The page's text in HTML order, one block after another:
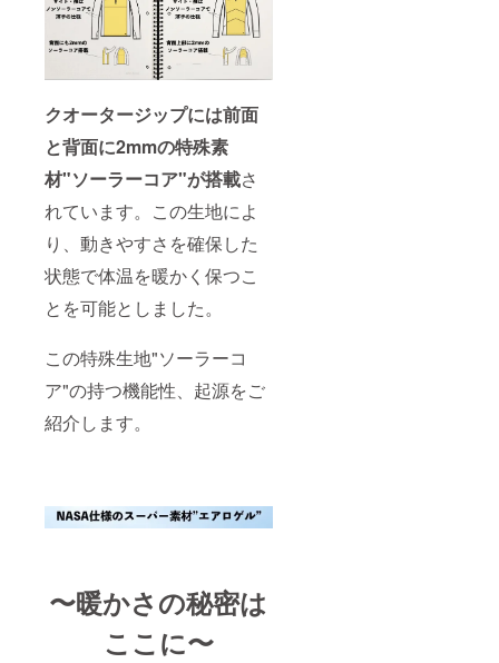
クオータージップには前面
と背面に2mmの特殊素
材"ソーラーコア"が搭載さ
れています。この生地によ
り、動きやすさを確保した
状態で体温を暖かく保つこ
とを可能としました。
この特殊生地"ソーラーコ
ア"の持つ機能性、起源をご
紹介します。
〜暖かさの秘密は
ここに〜